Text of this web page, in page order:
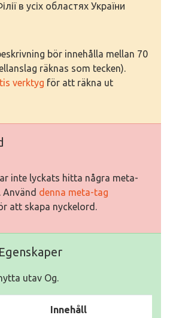
в усіх областях України
bör innehålla mellan 70
räknas som tecken).
verktyg för att räkna ut
inte lyckats hitta några meta-
denna meta-tag
att skapa nyckelord.
utav Og.
Innehåll